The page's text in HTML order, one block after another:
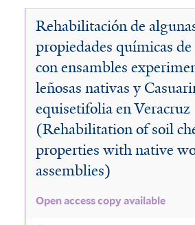
You
here
Quercus
Rehabilitación de
propiedades químicas de
con ensambles
leñosas nativas y
equisetifolia en Veracruz
(Rehabilitation of soil
properties with native
assemblies)
Open access copy available